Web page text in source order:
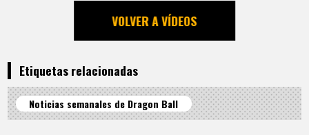
VOLVER A VÍDEOS
Etiquetas relacionadas
Noticias semanales de Dragon Ball